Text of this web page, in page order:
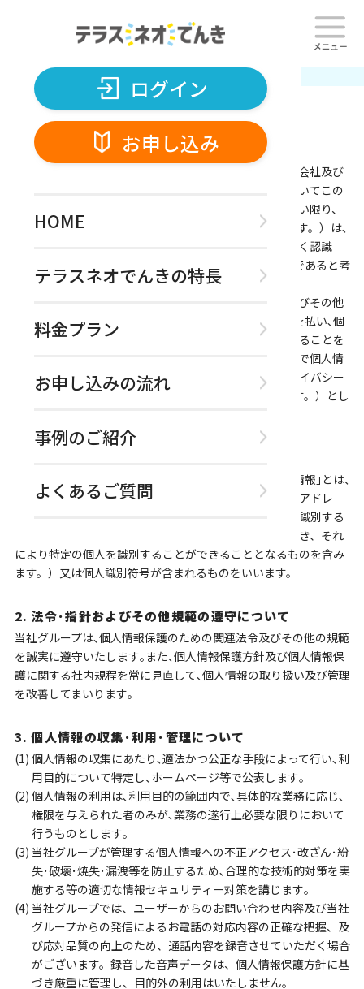
ログイン
プライバシーポリシー
プライバシーポリシー
ネオテラスグループ（株式会社ネオテラス並びにその子会社及び
関連会社によって構成される企業集団を指し、将来においてこの
企業集団に加わるものを含みます。以下、別に断りのない限り、
ネオテラスグループを総称して｢当社グループ｣といいます。）は､
当社グループが取得及び保有する個人情報の重要性を深く認識
し、個人情報を適切に利用･保護することが社会的責任であると考
えております｡
当社グループでは､個人情報の保護に関する法律･指針及びその他
の規範を遵守し､個人情報の保護に対して最大限の注意を払い､個
人情報の適切な取り扱いと安全管理に不断の努力を続けることを
お約束いたします｡当社グループは､事業活動をするうえで個人情
報保護を重要項目とし､以下の｢個人情報保護方針（プライバシー
ポリシー）｣（以下｢本プライバシーポリシー｣といいます。）とし
本プライバシーポリシーにおいて述べられている｢個人情報｣とは､
氏名・年齢・性別・生年月日・住所・電話番号・メールアドレ
ス・会社名・部署名・役職・職業等により特定の個人を識別する
ことができるもの（他の情報と容易に照合することができ、それ
により特定の個人を識別することができることとなるものを含み
ます。）又は個人識別符号が含まれるものをいいます。
2. 法令･指針およびその他規範の遵守について
当社グループは､個人情報保護のための関連法令及びその他の規範
を誠実に遵守いたします｡また､個人情報保護方針及び個人情報保
護に関する社内規程を常に見直して､個人情報の取り扱い及び管理
を改善してまいります｡
3. 個人情報の収集･利用･管理について
(1) 個人情報の収集にあたり､適法かつ公正な手段によって行い､利
用目的について特定し､ホームページ等で公表します｡
(2) 個人情報の利用は､利用目的の範囲内で､具体的な業務に応じ､
権限を与えられた者のみが､業務の遂行上必要な限りにおいて
行うものとします｡
(3) 当社グループが管理する個人情報への不正アクセス･改ざん･紛
失･破壊･焼失･漏洩等を防止するため､合理的な技術的対策を実
施する等の適切な情報セキュリティー対策を講じます｡
(4) 当社グループでは、ユーザーからのお問い合わせ内容及び当社
グループからの発信によるお電話の対応内容の正確な把握、及
び応対品質の向上のため、通話内容を録音させていただく場合
がございます。録音した音声データは、個人情報保護方針に基
づき厳重に管理し、目的外の利用はいたしません。
ログイン
お申し込み
HOME
テラスネオでんきの特長
料金プラン
お申し込みの流れ
事例のご紹介
よくあるご質問